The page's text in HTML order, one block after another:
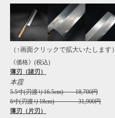
（↑画面クリックで拡大いたします）
《価格》(税込)
薄刃（諸刃）
本霞
5.5寸(刃渡り16.5cm) 18,700円
6寸(刃渡り18cm) 31,900円
薄刃（片刃）